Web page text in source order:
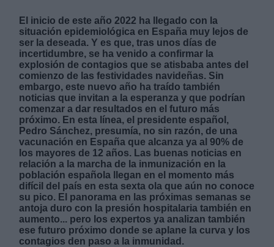
El inicio de este año 2022 ha llegado con la
situación epidemiológica en España muy lejos de
ser la deseada. Y es que, tras unos días de
incertidumbre, se ha venido a confirmar la
explosión de contagios que se atisbaba antes del
comienzo de las festividades navideñas. Sin
embargo, este nuevo año ha traído también
noticias que invitan a la esperanza y que podrían
comenzar a dar resultados en el futuro más
próximo. En esta línea, el presidente español,
Pedro Sánchez, presumía, no sin razón, de una
vacunación en España que alcanza ya al 90% de
los mayores de 12 años. Las buenas noticias en
relación a la marcha de la inmunización en la
población española llegan en el momento más
difícil del país en esta sexta ola que aún no conoce
su pico. El panorama en las próximas semanas se
antoja duro con la presión hospitalaria también en
aumento... pero los expertos ya analizan también
ese futuro próximo donde se aplane la curva y los
contagios den paso a la inmunidad.
Derechos:
link
Información adicional
link